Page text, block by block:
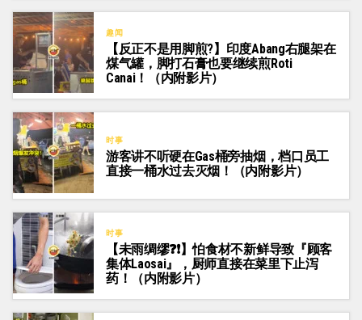
趣闻
【反正不是用脚煎?】印度Abang右腿架在
煤气罐，脚打石膏也要继续煎Roti
Canai！（内附影片）
时事
游客讲不听硬在Gas桶旁抽烟，档口员工
直接一桶水过去灭烟！（内附影片）
时事
【未雨绸缪❓❗】怕食材不新鲜导致『顾客
集体Laosai』，厨师直接在菜里下止泻
药！（内附影片）